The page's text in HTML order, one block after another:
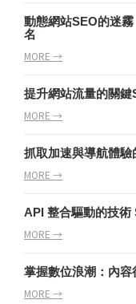
動態網站SEO的迷
名
MORE →
提升網站流量的關鍵
MORE →
抓取加速與導航體
MORE →
API 整合驅動的技術
MORE →
掌握數位浪潮：內
MORE →